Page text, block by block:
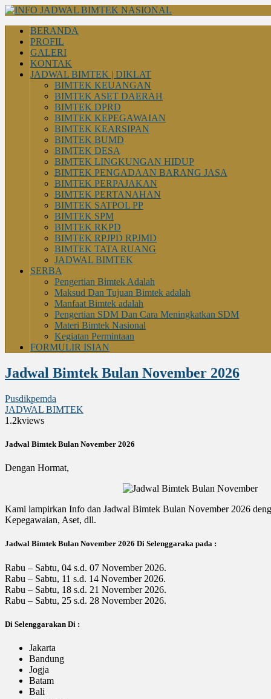
BERANDA
PROFIL
GALERI
KONTAK
JADWAL BIMTEK | DIKLAT
BIMTEK KEUANGAN
BIMTEK ASET DAERAH
BIMTEK DPRD
BIMTEK KEPEGAWAIAN
BIMTEK KEARSIPAN
BIMTEK BUMD
BIMTEK DESA
BIMTEK LINGKUNGAN HIDUP
BIMTEK PENGADAAN BARANG JASA
BIMTEK PERPAJAKAN
BIMTEK PERTANAHAN
BIMTEK SATPOL PP
BIMTEK SPM
BIMTEK RKPD
BIMTEK RPJPD RPJMD
BIMTEK TATA RUANG
JADWAL BIMTEK
SERBA
Pengertian Bimtek Adalah
Maksud Dan Tujuan Bimtek adalah
Manfaat Bimtek adalah
Pengertian SDM Dan Cara Meningkatkan SDM
Materi Bimtek Nasional
Kegiatan Permintaan
FORMULIR ISIAN
Jadwal Bimtek Bulan November 2026
Pusdikpemda
JADWAL BIMTEK
1.2kviews
Jadwal Bimtek Bulan November 2026
Dengan Hormat,
Kami lampirkan Info dan Jadwal Bimtek Bulan November 2026
Kepegawaian, Aset, dll.
Jadwal Bimtek Bulan November 2026 Di Selenggaraka pada :
Rabu – Sabtu, 04 s.d. 07 November 2026.
Rabu – Sabtu, 11 s.d. 14 November 2026.
Rabu – Sabtu, 18 s.d. 21 November 2026.
Rabu – Sabtu, 25 s.d. 28 November 2026.
Di Selenggarakan Di :
Jakarta
Bandung
Jogja
Batam
Bali